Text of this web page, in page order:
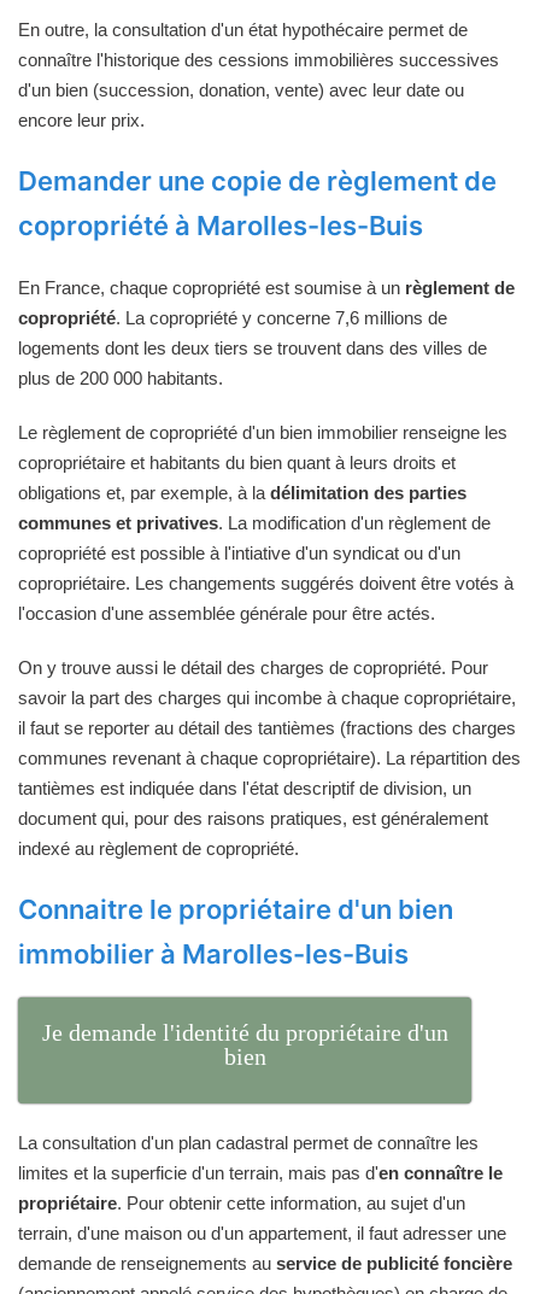
En outre, la consultation d'un état hypothécaire permet de
connaître l'historique des cessions immobilières successives
d'un bien (succession, donation, vente) avec leur date ou
encore leur prix.
Demander une copie de règlement de
copropriété à Marolles-les-Buis
En France, chaque copropriété est soumise à un règlement de
copropriété. La copropriété y concerne 7,6 millions de
logements dont les deux tiers se trouvent dans des villes de
plus de 200 000 habitants.
Le règlement de copropriété d'un bien immobilier renseigne les
copropriétaire et habitants du bien quant à leurs droits et
obligations et, par exemple, à la délimitation des parties
communes et privatives. La modification d'un règlement de
copropriété est possible à l'intiative d'un syndicat ou d'un
copropriétaire. Les changements suggérés doivent être votés à
l'occasion d'une assemblée générale pour être actés.
On y trouve aussi le détail des charges de copropriété. Pour
savoir la part des charges qui incombe à chaque copropriétaire,
il faut se reporter au détail des tantièmes (fractions des charges
communes revenant à chaque copropriétaire). La répartition des
tantièmes est indiquée dans l'état descriptif de division, un
document qui, pour des raisons pratiques, est généralement
indexé au règlement de copropriété.
Connaitre le propriétaire d'un bien
immobilier à Marolles-les-Buis
Je demande l'identité du propriétaire d'un
bien
La consultation d'un plan cadastral permet de connaître les
limites et la superficie d'un terrain, mais pas d'en connaître le
propriétaire. Pour obtenir cette information, au sujet d'un
terrain, d'une maison ou d'un appartement, il faut adresser une
demande de renseignements au service de publicité foncière